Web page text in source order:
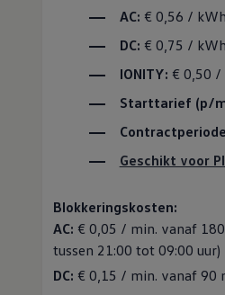
AC: € 0,56 / kWh
DC: € 0,75 / kWh
IONITY: € 0,50 /
Starttarief (p/
Geschikt voor
Blokkeringskosten:
AC: € 0,05 / min. vanaf
tussen 21:00 tot 09:00 uur)
DC: € 0,15 / min. vanaf 90